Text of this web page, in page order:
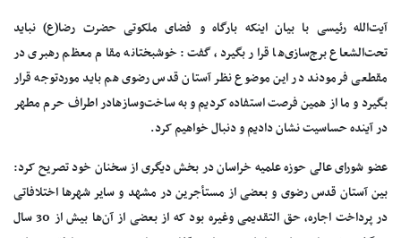
آیت‌الله رئیسی با بیان اینکه بارگاه و فضای ملکوتی حضرت رضا(ع) نباید
تحت‌الشعاع برج‌سازی‌ها قرار بگیرد، گفت: خوشبختانه مقام معظم رهبری در
مقطعی فرمودند در این موضوع نظر آستان قدس رضوی هم باید موردتوجه قرار
بگیرد و ما از همین فرصت استفاده کردیم و به ساخت‌وسازهادر اطراف حرم مطهر
در آینده حساسیت نشان دادیم و دنبال خواهیم کرد.
عضو شورای عالی حوزه علمیه خراسان در بخش دیگری از سخنان خود تصریح کرد:
بین آستان قدس رضوی و بعضی از مستأجرین در مشهد و سایر شهرها اختلافاتی
در پرداخت اجاره، حق التقدیمی وغیره بود که از بعضی از آن‌ها بیش از 30 سال